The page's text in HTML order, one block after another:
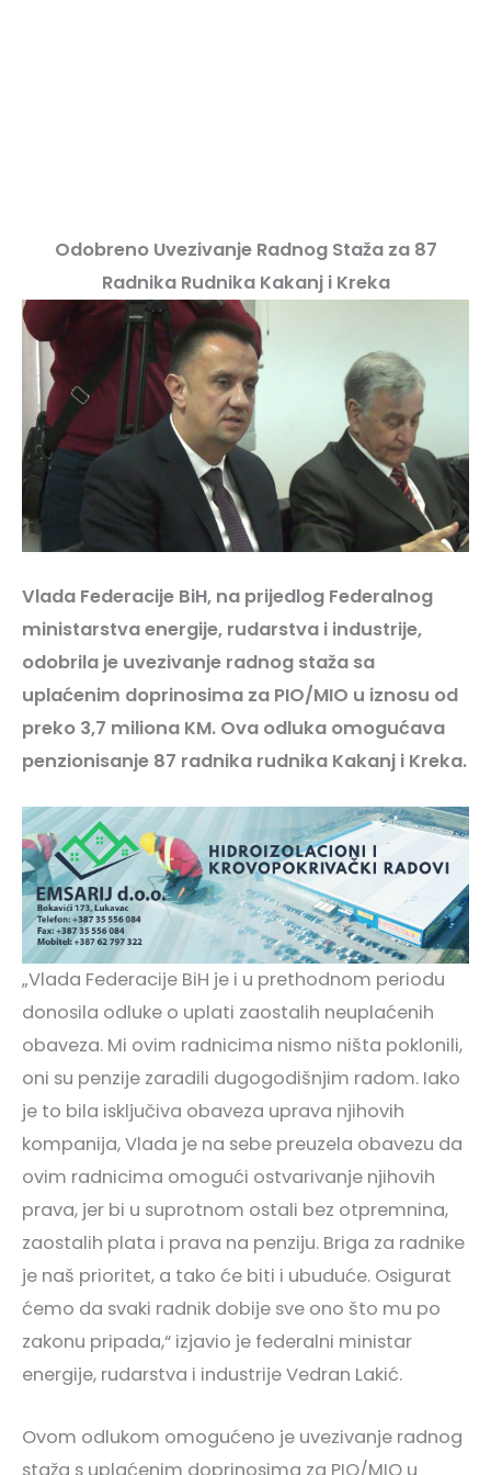
Odobreno Uvezivanje Radnog Staža za 87
Radnika Rudnika Kakanj i Kreka
Vlada Federacije BiH, na prijedlog Federalnog
ministarstva energije, rudarstva i industrije,
odobrila je uvezivanje radnog staža sa
uplaćenim doprinosima za PIO/MIO u iznosu od
preko 3,7 miliona KM. Ova odluka omogućava
penzionisanje 87 radnika rudnika Kakanj i Kreka.
„Vlada Federacije BiH je i u prethodnom periodu
donosila odluke o uplati zaostalih neuplaćenih
obaveza. Mi ovim radnicima nismo ništa poklonili,
oni su penzije zaradili dugogodišnjim radom. Iako
je to bila isključiva obaveza uprava njihovih
kompanija, Vlada je na sebe preuzela obavezu da
ovim radnicima omogući ostvarivanje njihovih
prava, jer bi u suprotnom ostali bez otpremnina,
zaostalih plata i prava na penziju. Briga za radnike
je naš prioritet, a tako će biti i ubuduće. Osigurat
ćemo da svaki radnik dobije sve ono što mu po
zakonu pripada,“ izjavio je federalni ministar
energije, rudarstva i industrije Vedran Lakić.
Ovom odlukom omogućeno je uvezivanje radnog
staža s uplaćenim doprinosima za PIO/MIO u